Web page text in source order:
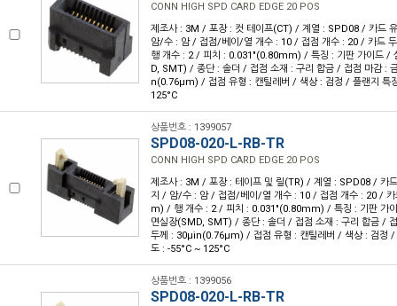
CONN HIGH SPD CARD EDGE 20 POS
제조사 : 3M / 포장 : 컷 테이프(CT) / 계열 : SPD08 / 카드
암/수 : 암 / 접점/베이/열 개수 : 10 / 접점 개수 : 20 / 카드
행 개수 : 2 / 피치 : 0.031"(0.80mm) / 특징 : 기판 가이드 /
D, SMT) / 종단 : 솔더 / 접점 소재 : 구리 합금 / 접점 마감 :
n(0.76µm) / 접점 유형 : 캔틸레버 / 색상 : 검정 / 플랜지 특
125°C
상품번호 : 1399057
SPD08-020-L-RB-TR
CONN HIGH SPD CARD EDGE 20 POS
제조사 : 3M / 포장 : 테이프 및 릴(TR) / 계열 : SPD08 / 카
지 / 암/수 : 암 / 접점/베이/열 개수 : 10 / 접점 개수 : 20 /
m) / 행 개수 : 2 / 피치 : 0.031"(0.80mm) / 특징 : 기판 가
면실장(SMD, SMT) / 종단 : 솔더 / 접점 소재 : 구리 합금 /
두께 : 30µin(0.76µm) / 접점 유형 : 캔틸레버 / 색상 : 검정 /
도 : -55°C ~ 125°C
상품번호 : 1399056
SPD08-020-L-RB-TR